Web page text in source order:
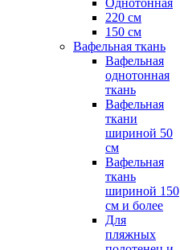
Однотонная
220 см
150 см
Вафельная ткань
Вафельная
однотонная
ткань
Вафельная
ткани
шириной 50
см
Вафельная
ткань
шириной 150
см и более
Для
пляжных